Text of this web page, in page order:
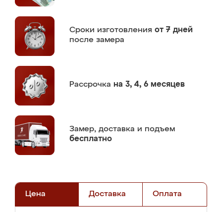
Сроки изготовления от 7 дней
после замера
Рассрочка на 3, 4, 6 месяцев
Замер, доставка и подъем
бесплатно
Цена Доставка Оплата